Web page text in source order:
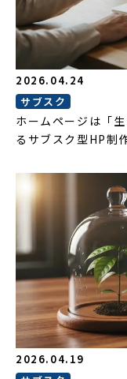
2026.04.24
サブスク
ホームページは「
るサブスク型HP制
2026.04.19